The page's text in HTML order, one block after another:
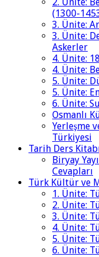
(1300-
3. Ünite:
3. Ünite:
Askerler
4. Ünite:
4. Ünite:
5. Ünite:
5. Ünite:
6. Ünite:
Osmanlı
Yerleşme
Türkiyesi
Tarih Ders
Biryay
Cevapları
Türk Kültür ve
1. Ünite:
2. Ünite:
3. Ünite:
4. Ünite:
5. Ünite:
6. Ünite: